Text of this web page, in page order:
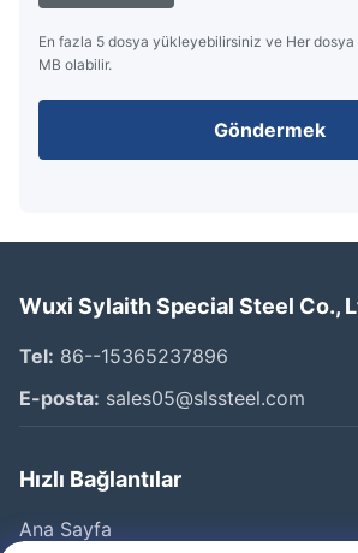
En fazla 5 dosya yükleyebilirsiniz ve Her
MB olabilir.
Göndermek
Wuxi Sylaith Special Steel Co.,
Tel: 86--15365237896
E-posta: sales05@slssteel.com
Hızlı Bağlantılar
Ana Sayfa